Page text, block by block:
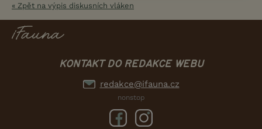
« Zpět na výpis diskusních vláken
KONTAKT DO REDAKCE WEBU
redakce@ifauna.cz
nonstop